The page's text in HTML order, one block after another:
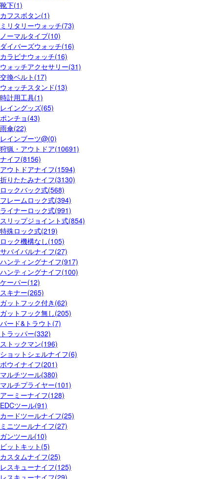
靴下(1)
カフスボタン(1)
ミリタリーウォッチ(73)
ノーマルタイプ(10)
ダイバーズウォッチ(16)
カラビナウォッチ(16)
ウォッチアクセサリー(31)
交換ベルト(17)
ウォッチスタンド(13)
時計用工具(1)
レイングッズ(65)
ポンチョ(43)
雨傘(22)
レインブーツ@(0)
狩猟・アウトドア(10691)
ナイフ(8156)
アウトドアナイフ(1594)
折りたたみナイフ(3130)
ロックバック式(568)
フレームロック式(394)
ライナーロック式(991)
スリップジョイント式(854)
特殊ロック式(219)
ロック機構なし(105)
サバイバルナイフ(27)
ハンティングナイフ(917)
ハンティングナイフ(100)
ケーパー(12)
スキナー(265)
ガットフック付き(62)
ガットフック無し(205)
バード&トラウト(7)
トラッパー(332)
ストックマン(196)
ショットシェルナイフ(6)
ボウイナイフ(201)
マルチツール(380)
マルチプライヤー(101)
アーミーナイフ(128)
EDCツール(91)
カードツールナイフ(25)
ミニツールナイフ(27)
ガンツール(10)
ビットキット(5)
カスタムナイフ(25)
レスキューナイフ(125)
レスキューナイフ(29)